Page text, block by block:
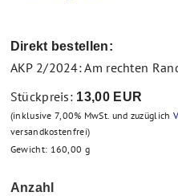
Direkt bestellen:
AKP 2/2024: Am rechten
Stückpreis: 13,00 EUR
(inklusive 7,00% MwSt. und zuzüglich
versandkostenfrei)
Gewicht: 160,00 g
Anzahl